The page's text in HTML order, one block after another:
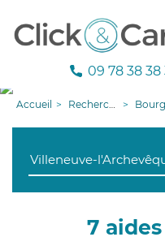
09 78 38 38
Accueil Recherche aide à domicile Bourgogne-Franche-
7